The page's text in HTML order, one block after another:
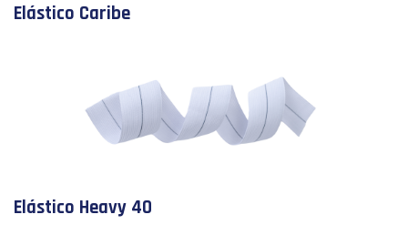
Elástico Caribe
Elástico Heavy 40